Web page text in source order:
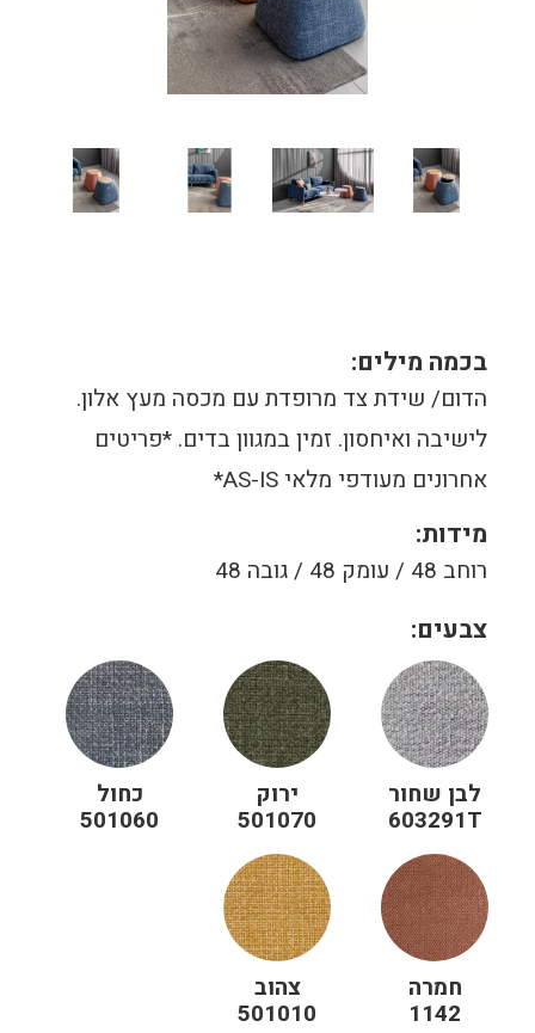
בכמה מילים:
הדום/ שידת צד מרופדת עם מכסה מעץ אלון.
לישיבה ואיחסון. זמין במגוון בדים. *פריטים
אחרונים מעודפי מלאי AS-IS*
מידות:
רוחב 48 / עומק 48 / גובה 48
צבעים:
לבן שחור
603291T
ירוק
501070
כחול
501060
חמרה
1142
צהוב
501010